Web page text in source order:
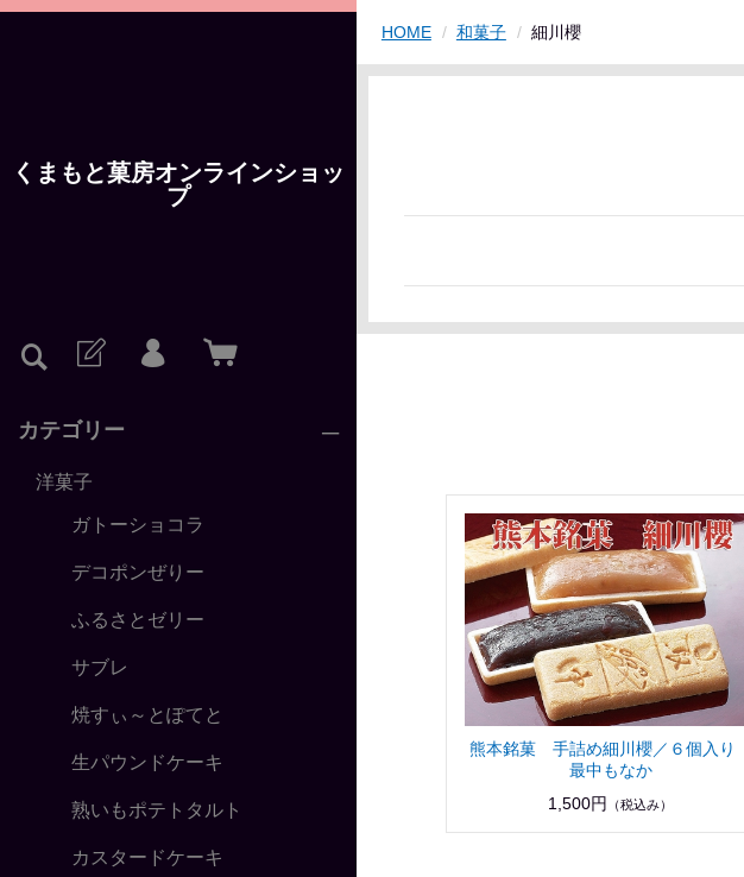
くまもと菓房オンラインショッ
プ
カテゴリー
洋菓子
ガトーショコラ
デコポンぜりー
ふるさとゼリー
サブレ
焼すぃ～とぽてと
生パウンドケーキ
熟いもポテトタルト
カスタードケーキ
HOME 和菓子 細川櫻
熊本銘菓 手詰め細川櫻／６個入り
最中もなか
1,500円
（税込み）